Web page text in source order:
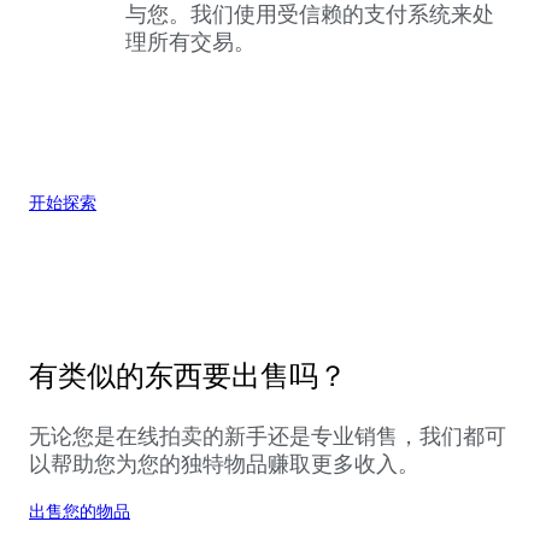
与您。我们使用受信赖的支付系统来处
理所有交易。
开始探索
有类似的东西要出售吗？
无论您是在线拍卖的新手还是专业销售，我们都可
以帮助您为您的独特物品赚取更多收入。
出售您的物品